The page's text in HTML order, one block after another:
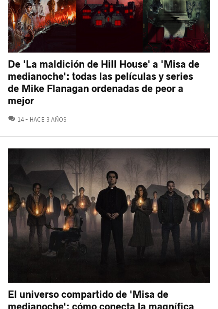
De 'La maldición de Hill House' a 'Misa de
medianoche': todas las películas y series
de Mike Flanagan ordenadas de peor a
mejor
14 COMENTARIOS
HACE 3 AÑOS
El universo compartido de 'Misa de
medianoche': cómo conecta la magnífica